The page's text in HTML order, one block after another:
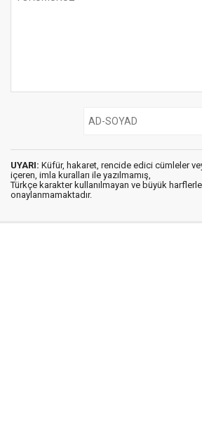
UYARI: Küfür, hakaret, rencide edici cümleler
içeren, imla kuralları ile yazılmamış,
Türkçe karakter kullanılmayan ve büyük
onaylanmamaktadır.